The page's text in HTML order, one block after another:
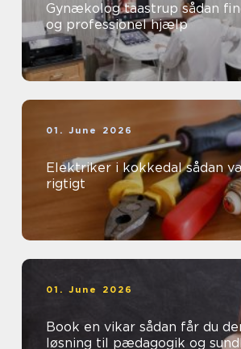
Gynækolog taastrup sådan finder du tryg
og professionel hjælp
01. June 2026
Elektriker i kokkedal sådan vælger du
rigtigt
01. June 2026
Book en vikar sådan får du den bedste
løsning til pædagogik og